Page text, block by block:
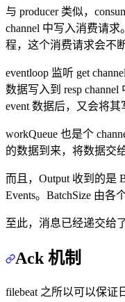
与 producer 类似，
channel 中写入消费请求
程，这个消费请求会不
eventloop 监听 get
数据写入到 resp channel
event 数据后，又会将其
workQueue 也是个
的数据到来，将数据交
而且，Output 收到的是
Events。BatchSize 由各
至此，消息已经递交给
Ack 机制
filebeat 之所以可以保证